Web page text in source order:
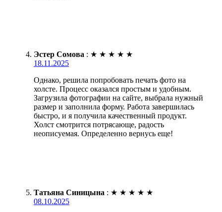
Эстер Сомова : ★ ★ ★ ★ ★
18.11.2025
Однако, решила попробовать печать фото на
холсте. Процесс оказался простым и удобным.
Загрузила фотографии на сайте, выбрала нужный
размер и заполнила форму. Работа завершилась
быстро, и я получила качественный продукт.
Холст смотрится потрясающе, радость
неописуемая. Определенно вернусь еще!
Татьяна Синицына : ★ ★ ★ ★ ★
08.10.2025